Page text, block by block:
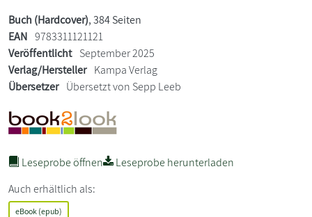
Buch (Hardcover), 384 Seiten
EAN 9783311121121
Veröffentlicht September 2025
Verlag/Hersteller Kampa Verlag
Übersetzer Übersetzt von Sepp Leeb
Leseprobe öffnen
Leseprobe herunterladen
Auch erhältlich als:
eBook (epub)